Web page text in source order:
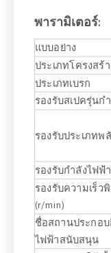
พารามิเตอร์:
แบบอย่าง
ประเภทโครงสร้า
ประเภทเบรก
รองรับสเปครุ่นก
รองรับประเภทพ
รองรับกำลังไฟฟ้
รองรับความเร็ว
(r/min)
ชื่อสถานประกอ
ไฟฟ้าสนับสนุน